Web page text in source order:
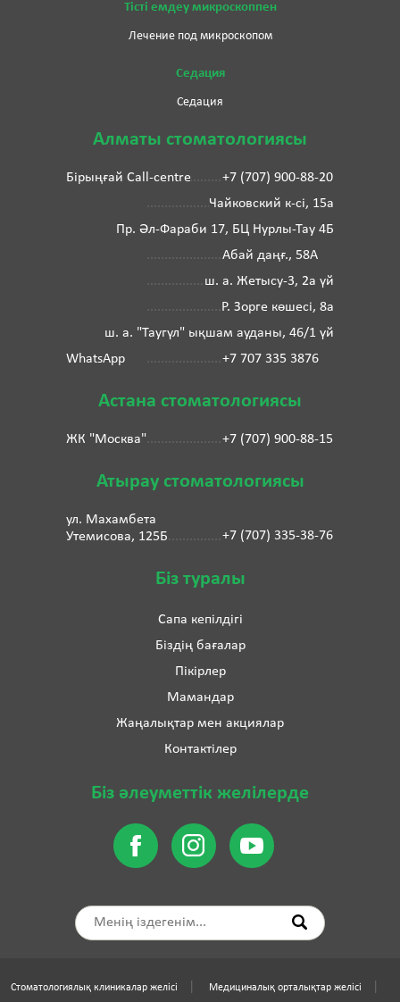
Тісті емдеу микроскоппен
Лечение под микроскопом
Седация
Седация
Алматы стоматологиясы
Бірыңғай Call-centre
+7 (707) 900-88-20
Чайковский к-сі, 15а
Пр. Әл-Фараби 17, БЦ Нурлы-Тау 4Б
Абай даңғ., 58А
ш. а. Жетысу-3, 2а үй
Р. Зорге көшесі, 8а
ш. а. "Таугүл" ықшам ауданы, 46/1 үй
WhatsApp
+7 707 335 3876
Астана стоматологиясы
ЖК "Москва" +7 (707) 900-88-15
Атырау стоматологиясы
ул. Махамбета
Утемисова, 125Б
+7 (707) 335-38-76
Біз туралы
Сапа кепілдігі
Біздің бағалар
Пікірлер
Мамандар
Жаңалықтар мен акциялар
Контактілер
Біз әлеуметтік желілерде
Стоматологиялық клиникалар желісі Медициналық орталықтар желісі